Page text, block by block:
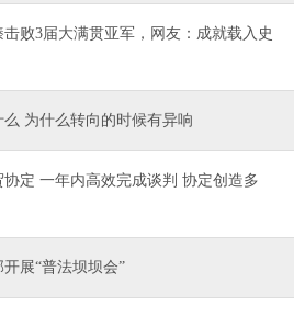
败3届大满贯亚军，网友：成就载入史
为什么转向的时候有异响
定 一年内高效完成谈判 协定创造多
展“普法坝坝会”